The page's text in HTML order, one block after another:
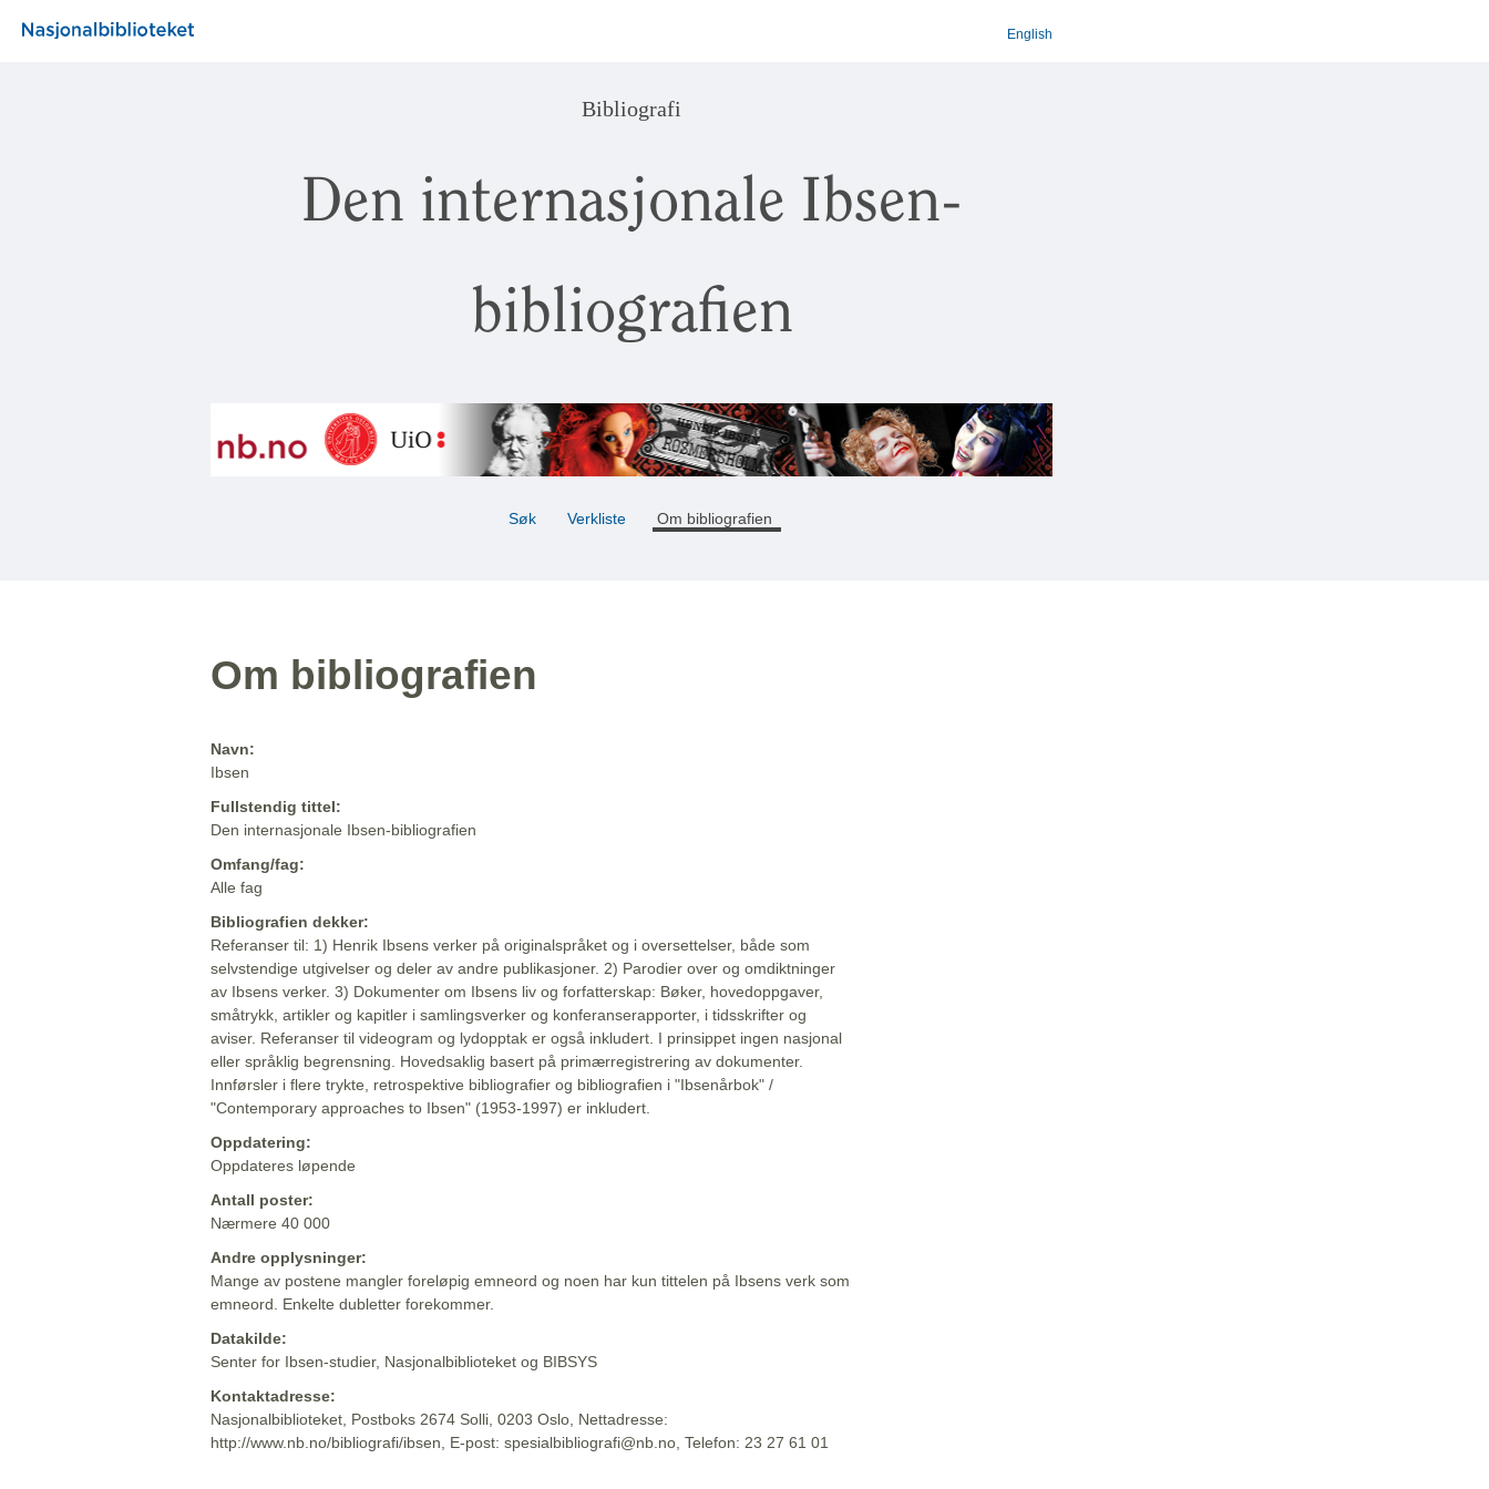
English
Bibliografi
Den internasjonale Ibsen-
bibliografien
Søk Verkliste Om bibliografien
Om bibliografien
Navn:
Ibsen
Fullstendig tittel:
Den internasjonale Ibsen-bibliografien
Omfang/fag:
Alle fag
Bibliografien dekker:
Referanser til: 1) Henrik Ibsens verker på originalspråket og i oversettelser, både som
selvstendige utgivelser og deler av andre publikasjoner. 2) Parodier over og omdiktninger
av Ibsens verker. 3) Dokumenter om Ibsens liv og forfatterskap: Bøker, hovedoppgaver,
småtrykk, artikler og kapitler i samlingsverker og konferanserapporter, i tidsskrifter og
aviser. Referanser til videogram og lydopptak er også inkludert. I prinsippet ingen nasjonal
eller språklig begrensning. Hovedsaklig basert på primærregistrering av dokumenter.
Innførsler i flere trykte, retrospektive bibliografier og bibliografien i "Ibsenårbok" /
"Contemporary approaches to Ibsen" (1953-1997) er inkludert.
Oppdatering:
Oppdateres løpende
Antall poster:
Nærmere 40 000
Andre opplysninger:
Mange av postene mangler foreløpig emneord og noen har kun tittelen på Ibsens verk som
emneord. Enkelte dubletter forekommer.
Datakilde:
Senter for Ibsen-studier, Nasjonalbiblioteket og BIBSYS
Kontaktadresse:
Nasjonalbiblioteket, Postboks 2674 Solli, 0203 Oslo, Nettadresse:
http://www.nb.no/bibliografi/ibsen, E-post: spesialbibliografi@nb.no, Telefon: 23 27 61 01